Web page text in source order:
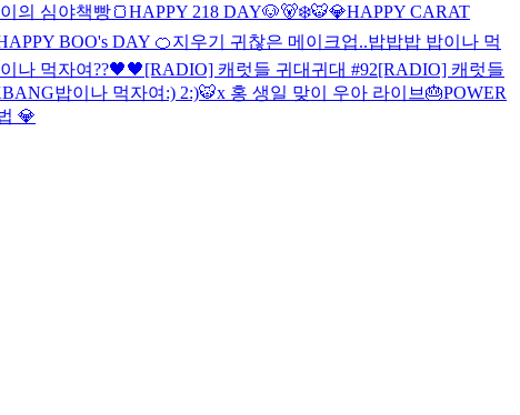
의 심야책빵🍞HAPPY 218 DAY🐶🐻‍❄️🐯💎HAPPY CARAT
BOO's DAY 🍊지우기 귀찮은 메이크업..밥밥밥 밥이나 먹
나 먹자여??🖤🖤[RADIO] 캐럿들 귀대귀대 #92[RADIO] 캐럿들
밥이나 먹자여 :) 2:)🐯x 홍 생일 맞이 우아 라이브🎂POWER
💎